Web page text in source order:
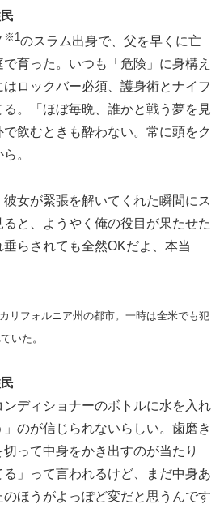
※1のスラム出身で、父を早くに亡
育った。いつも「危険」に身構え
ロックバー必須、護身術とナイフ
。「ほぼ毎晩、誰かと戦う夢を見
飲むときも酔わない。常に頭をク
。
女が緊張を解いてくれた瞬間にス
と、ようやく俺の役目が果たせた
らされても全然OKだよ、本当
リフォルニア州の都市。一時は全米でも犯
いた。
ディショナーのボトルに水を入れ
のが信じられないらしい。歯磨き
って中身をかき出すのが当たり
」って言われるけど、まだ中身あ
ほうがよっぽど変だと思うんです